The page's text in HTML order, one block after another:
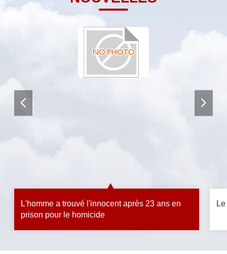
L'homme a trouvé l'innocent après 23 ans en
prison pour le homicide